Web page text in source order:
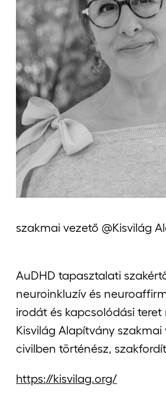
Kapcsolat
szakmai vezető @Kisvilág
AuDHD tapasztalati
neuroinkluzív és
irodát és kapcsolódási
Kisvilág Alapítvány szakmai
civilben történész,
https://kisvilag.org/